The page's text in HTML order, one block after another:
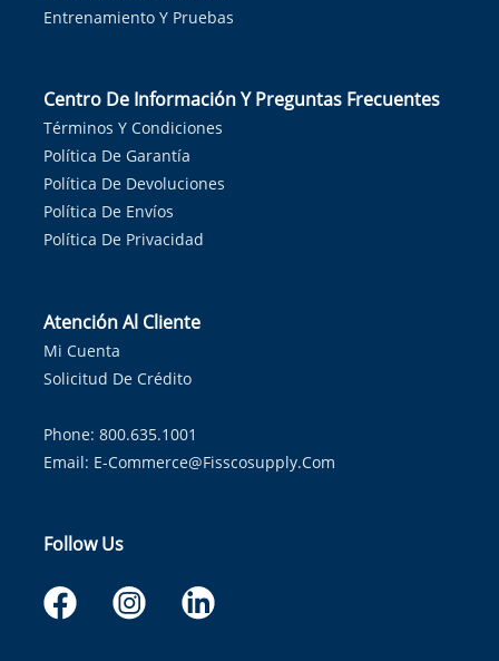
Entrenamiento Y Pruebas
Centro De Información Y Preguntas Frecuentes
Términos Y Condiciones
Política De Garantía
Política De Devoluciones
Política De Envíos
Política De Privacidad
Atención Al Cliente
Mi Cuenta
Solicitud De Crédito
Phone: 800.635.1001
Email: E-Commerce@fisscosupply.com
Follow Us